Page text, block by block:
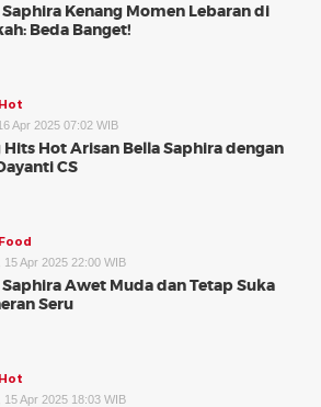
Saphira Kenang Momen Lebaran di
Beda Banget!
Apr 2025 07:02 WIB
Hits Hot Arisan Bella Saphira dengan
CS
15 Apr 2025 22:00 WIB
Saphira Awet Muda dan Tetap Suka
Seru
15 Apr 2025 18:03 WIB